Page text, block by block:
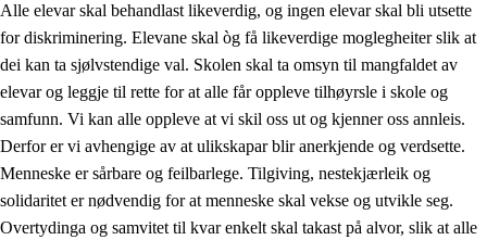
Alle elevar skal behandlast likeverdig, og ingen elevar skal bli utsette
for diskriminering. Elevane skal òg få likeverdige moglegheiter slik at
dei kan ta sjølvstendige val. Skolen skal ta omsyn til mangfaldet av
elevar og leggje til rette for at alle får oppleve tilhøyrsle i skole og
samfunn. Vi kan alle oppleve at vi skil oss ut og kjenner oss annleis.
Derfor er vi avhengige av at ulikskapar blir anerkjende og verdsette.
Menneske er sårbare og feilbarlege. Tilgiving, nestekjærleik og
solidaritet er nødvendig for at menneske skal vekse og utvikle seg.
Overtydinga og samvitet til kvar enkelt skal takast på alvor, slik at alle